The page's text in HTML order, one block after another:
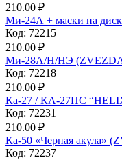
210.00 ₽
Ми-24А + маски на
Код: 72215
210.00 ₽
Ми-28А/Н/НЭ (ZVEZDA
Код: 72218
210.00 ₽
Ка-27 / КА-27ПС
Код: 72231
210.00 ₽
Ка-50 «Черная акула»
Код: 72237